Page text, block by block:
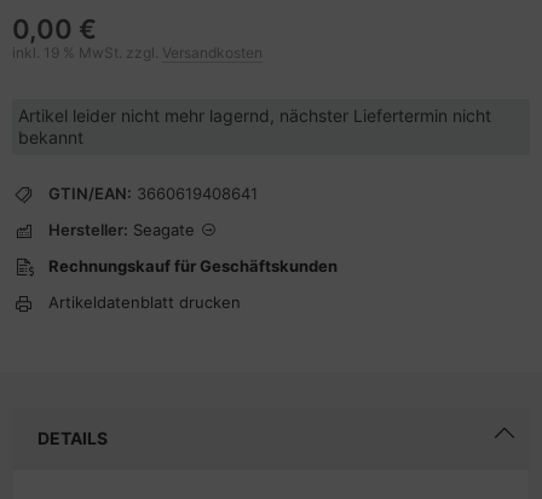
0,00 €
inkl. 19 % MwSt. zzgl. Versandkosten
Artikel leider nicht mehr lagernd, nächster Liefertermin nicht
bekannt
GTIN/EAN: 3660619408641
Hersteller: Seagate
Rechnungskauf für Geschäftskunden
Artikeldatenblatt drucken
DETAILS